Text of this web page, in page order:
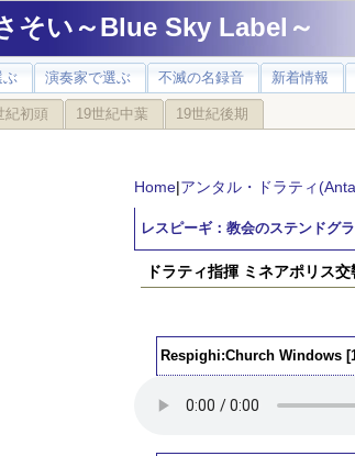
そい～Blue Sky Label～
ぶ 演奏家で選ぶ 不滅の名録音 新着情報
紀初頭 19世紀中葉 19世紀後期
Home|アンタル・ドラティ
レスピーギ：教会のステンドグ
ドラティ指揮 ミネアポリス
Respighi:Church Windows